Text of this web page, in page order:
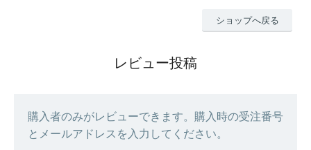
ショップへ戻る
レビュー投稿
購入者のみがレビューできます。購入時の受注番号
とメールアドレスを入力してください。